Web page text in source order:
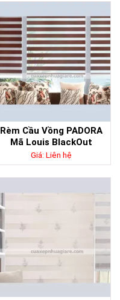
Rèm Cầu Vồng PADORA
Mã Louis BlackOut
Giá: Liên hệ